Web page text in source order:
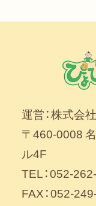
運営：株式会
〒460-0008
ル4F
TEL：052-
FAX：052-